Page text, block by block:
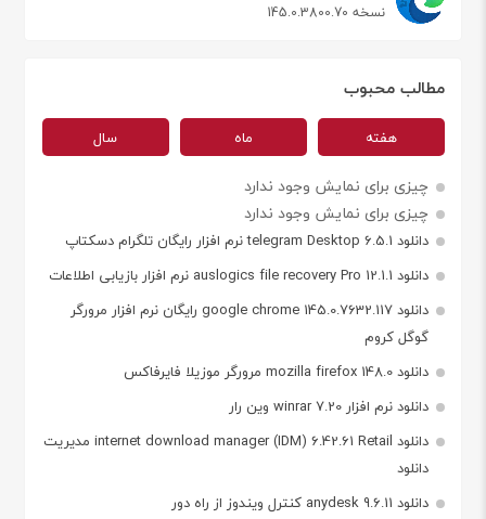
نسخه 145.0.3800.70
مطالب محبوب
هفته ماه سال
چیزی برای نمایش وجود ندارد
چیزی برای نمایش وجود ندارد
دانلود telegram Desktop 6.5.1 نرم افزار رایگان تلگرام دسکتاپ
دانلود auslogics file recovery Pro 12.1.1 نرم افزار بازیابی اطلاعات
دانلود google chrome 145.0.7632.117 رایگان نرم افزار مرورگر
گوگل کروم
دانلود mozilla firefox 148.0 مرورگر موزیلا فایرفاکس
دانلود نرم افزار winrar 7.20 وین رار
دانلود internet download manager (IDM) 6.42.61 Retail مدیریت
دانلود
دانلود anydesk 9.6.11 کنترل ویندوز از راه دور